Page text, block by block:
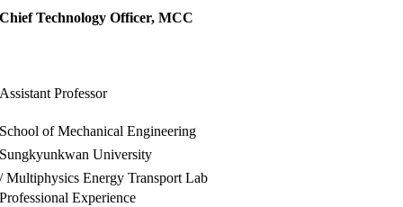
Chief Technology Officer, MCC
Assistant Professor
School of Mechanical Engineering
Sungkyunkwan University
/ Multiphysics Energy Transport Lab
Professional Experience